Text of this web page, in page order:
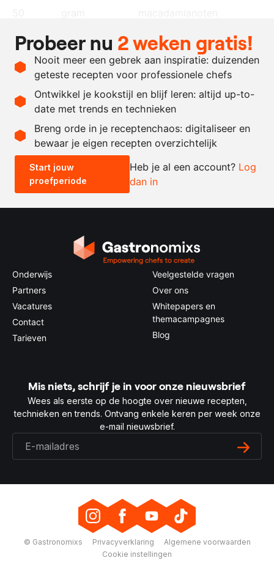
naar
behoefte
pekmez
Recept omrekenen
- +
0.5x 1x 2x
Probeer nu 2 weken gratis!
Nooit meer een gebrek aan inspiratie: duizenden
geteste recepten voor professionele chefs
Ontwikkel je kookstijl en blijf leren: altijd up-to-
date met trends en technieken
Breng orde in je receptenchaos: digitaliseer en
bewaar je eigen recepten overzichtelijk
Start jouw
proefperiode
Heb je al een account? Log
dan in
Onderwijs
Partners
Vacatures
Contact
Tarieven
Veelgestelde vragen
Over ons
Whitepapers en
themacampagnes
Blog
Mis niets, schrijf je in voor onze nieuwsbrief
Wees als eerste op de hoogte over nieuwe recepten,
technieken en trends. Ontvang enkele keren per week onze
e-mail nieuwsbrief.
© Gastronomixs Privacyverklaring
Algemene voorwaarden
Cookie instellingen